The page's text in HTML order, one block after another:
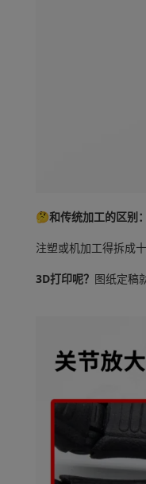
🤔和传统加工的区别：
注塑或机加工得拆成
3D打印呢？ 图纸定稿